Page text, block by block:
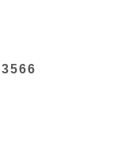
3566